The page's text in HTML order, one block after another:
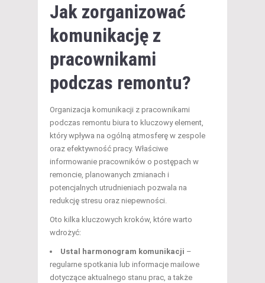
Jak zorganizować
komunikację z
pracownikami
podczas remontu?
Organizacja komunikacji z pracownikami
podczas remontu biura to kluczowy element,
który wpływa na ogólną atmosferę w zespole
oraz efektywność pracy. Właściwe
informowanie pracowników o postępach w
remoncie, planowanych zmianach i
potencjalnych utrudnieniach pozwala na
redukcję stresu oraz niepewności.
Oto kilka kluczowych kroków, które warto
wdrożyć:
Ustal harmonogram komunikacji –
regularne spotkania lub informacje mailowe
dotyczące aktualnego stanu prac, a także